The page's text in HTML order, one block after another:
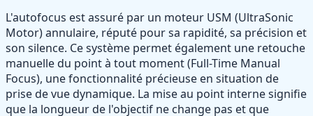
L'autofocus est assuré par un moteur USM (UltraSonic
Motor) annulaire, réputé pour sa rapidité, sa précision et
son silence. Ce système permet également une retouche
manuelle du point à tout moment (Full-Time Manual
Focus), une fonctionnalité précieuse en situation de
prise de vue dynamique. La mise au point interne signifie
que la longueur de l'objectif ne change pas et que